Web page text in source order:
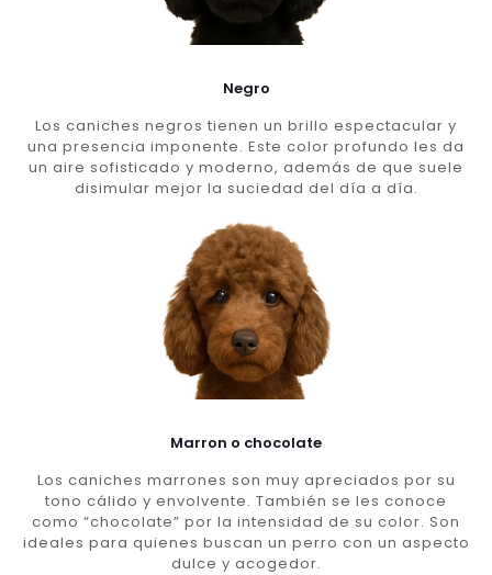
Negro
Los caniches negros tienen un brillo espectacular y
una presencia imponente. Este color profundo les da
un aire sofisticado y moderno, además de que suele
disimular mejor la suciedad del día a día.
Marron o chocolate
Los caniches marrones son muy apreciados por su
tono cálido y envolvente. También se les conoce
como “chocolate” por la intensidad de su color. Son
ideales para quienes buscan un perro con un aspecto
dulce y acogedor.